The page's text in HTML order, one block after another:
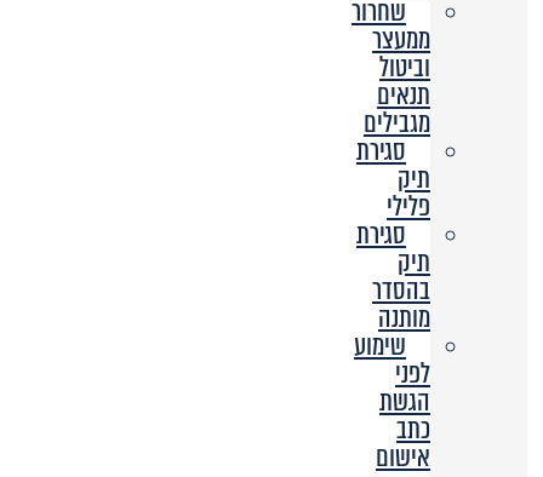
שחרור
ממעצר
וביטול
תנאים
מגבילים
סגירת
תיק
פלילי
סגירת
תיק
בהסדר
מותנה
שימוע
לפני
הגשת
כתב
אישום